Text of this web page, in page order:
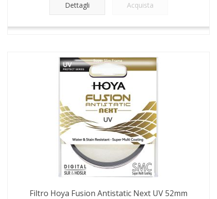
Dettagli Acquista
Filtro Hoya Fusion Antistatic Next UV 52mm